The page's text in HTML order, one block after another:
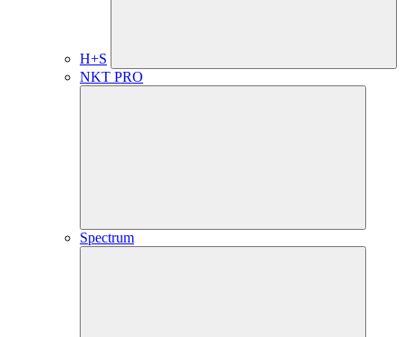
H+S
NKT PRO
Spectrum